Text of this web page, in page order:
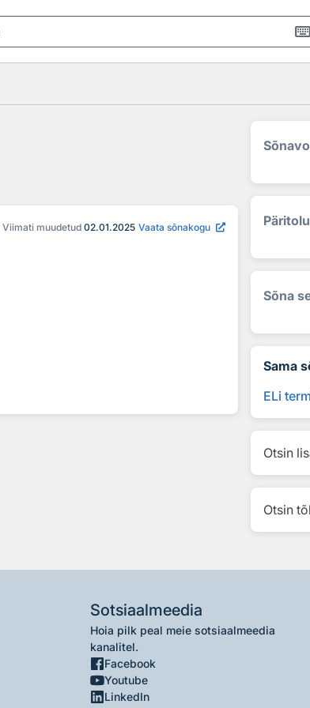
keyboard
Viimati muudetud 02.01.2025 Vaata sõnakogu
Sõna
Sama
ELi
Otsin
Otsin
Sotsiaalmeedia
Hoia pilk peal meie sotsiaalmeedia
kanalitel.
Facebook
Youtube
LinkedIn